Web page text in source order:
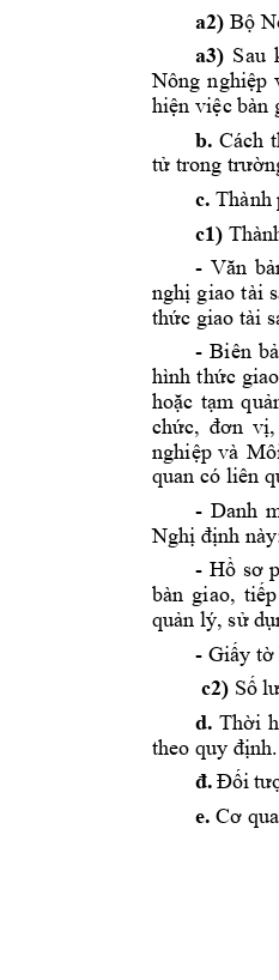
a2) Bộ
a3) Sau
Nông nghiệp
hiện việc bàn
b. Cách
tử trong
c. Thành
c1)
- Văn
nghị giao tài
thức giao tài
- Biên
hình thức giao
hoặc tạm
chức, đơn vị,
nghiệp và
quan có liên
- Danh
Nghị định
- Hồ sơ
bàn giao, tiếp
quản lý, sử
- Giấy tờ
c2) Số
d. Thời
theo quy định.
đ. Đối t
e. Cơ